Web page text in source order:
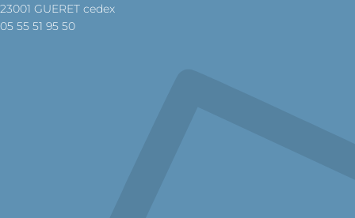
23001 GUERET cedex
05 55 51 95 50